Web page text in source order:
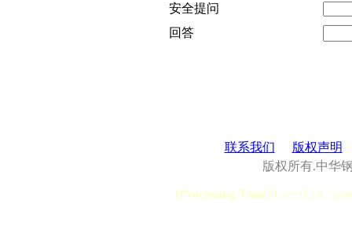
安全提问
回答
联系我们
版权声明
版权所有.中华
[Processing Time] User:0.28,